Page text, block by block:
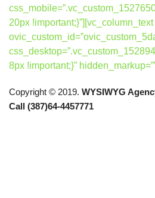
20px !important;}”][vc_column_text
8px !important;}”
Copyright © 2019. WYSIWYG
Call (387)64-4457771